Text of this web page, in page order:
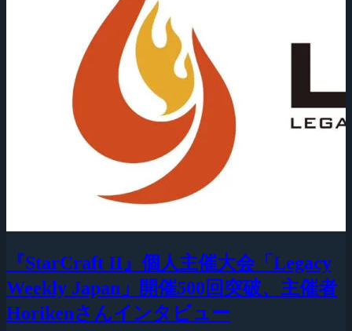
『StarCraft II』個人主催大会「Legacy
Weekly Japan」開催500回突破、主催者
Horikenさんインタビュー